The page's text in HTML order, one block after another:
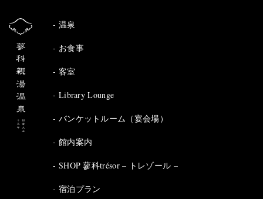
温泉
お食事
客室
Library Lounge
バンケットルーム（宴会場）
館内案内
SHOP 蓼科trésor – トレゾール –
宿泊プラン